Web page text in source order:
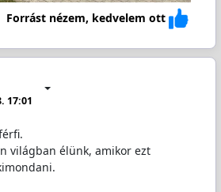
Forrást nézem, kedvelem ott
17:01
világban élünk, amikor ezt